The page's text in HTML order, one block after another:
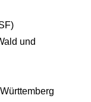
und